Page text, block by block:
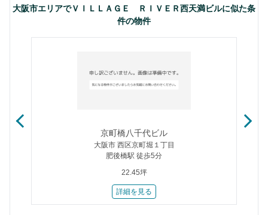
大阪市エリアでＶＩＬＬＡＧＥ ＲＩＶＥＲ西天満ビルに似た条
件の物件
京町橋八千代ビル
大阪市 西区京町堀１丁目
肥後橋駅 徒歩5分
22.45坪
詳細を見る